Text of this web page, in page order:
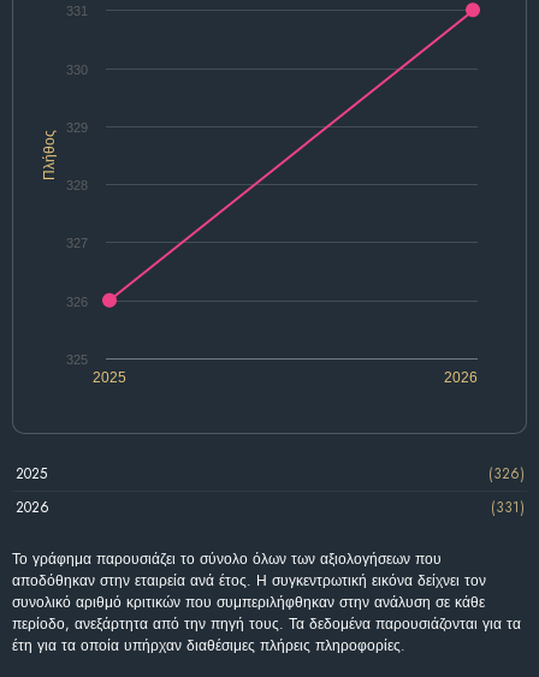
Πλήθος
2025 2026
325
326
327
328
329
330
331
2025
(326)
2026
(331)
Το γράφημα παρουσιάζει το σύνολο όλων των αξιολογήσεων που
αποδόθηκαν στην εταιρεία ανά έτος. Η συγκεντρωτική εικόνα δείχνει τον
συνολικό αριθμό κριτικών που συμπεριλήφθηκαν στην ανάλυση σε κάθε
περίοδο, ανεξάρτητα από την πηγή τους. Τα δεδομένα παρουσιάζονται για τα
έτη για τα οποία υπήρχαν διαθέσιμες πλήρεις πληροφορίες.